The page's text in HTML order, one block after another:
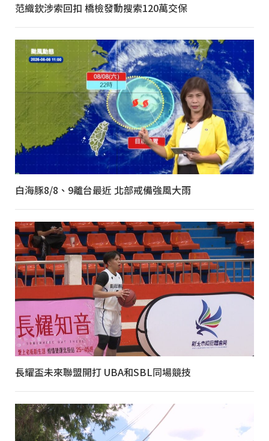
范織欽涉索回扣 橋檢發動搜索120萬交保
白海豚8/8、9離台最近 北部戒備強風大雨
長耀盃未來聯盟開打 UBA和SBL同場競技